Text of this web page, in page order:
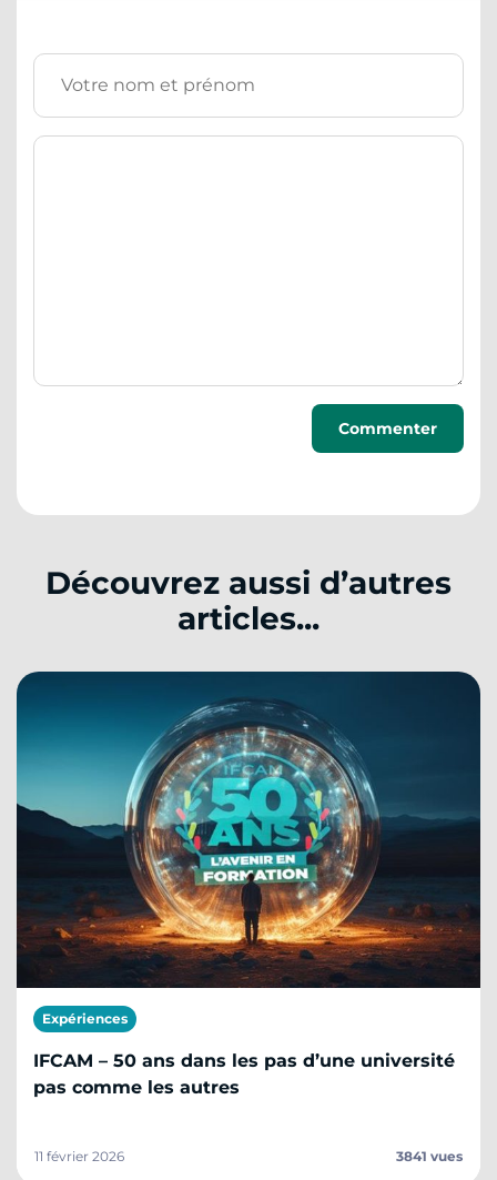
Découvrez aussi d’autres
articles...
Expériences
IFCAM – 50 ans dans les pas d’une université
pas comme les autres
11 février 2026 3841 vues